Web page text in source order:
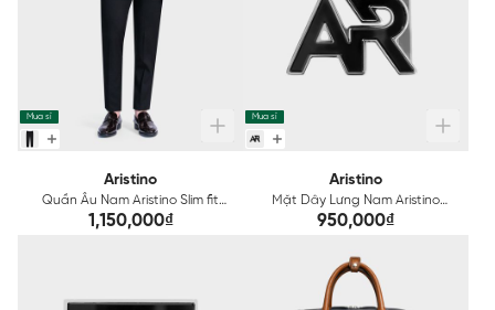
Mua sỉ
Aristino
Quần Âu Nam Aristino Slim fit
ATR0050S1
1,150,000₫
Mua sỉ
Aristino
Mặt Dây Lưng Nam Aristino
ABK0310Z
950,000₫